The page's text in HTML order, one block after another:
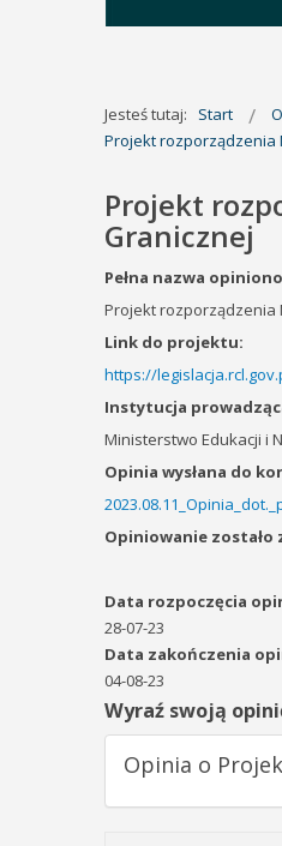
Jesteś tutaj: Start
Projekt rozporządzenia
Projekt
Granicznej
Pełna nazwa
Projekt rozporządzenia
Link do projektu:
https://
Instytucja
Ministerstwo Edukacji i
Opinia wysłana do
Opiniowanie zostało
Data rozpoczęcia
28-07-23
Data zakończenia
04-08-23
Wyraź swoją
Opinia o